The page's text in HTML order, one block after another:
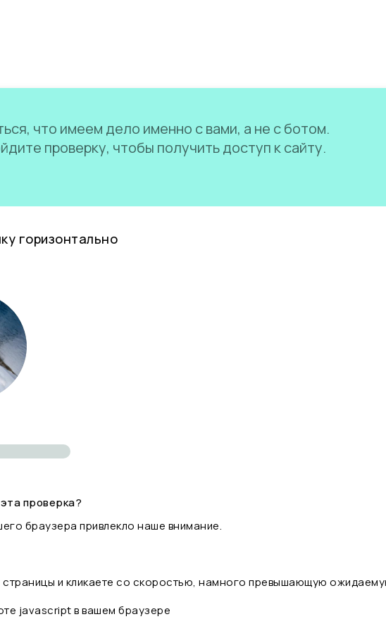
что имеем дело именно с вами, а не с ботом.
проверку, чтобы получить доступ к сайту.
горизонтально
проверка?
браузера привлекло наше внимание.
и кликаете со скоростью, намного превышающую
javascript в вашем браузере